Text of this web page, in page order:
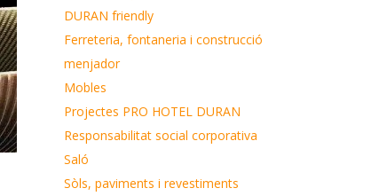
DURAN friendly
Ferreteria, fontaneria i construcció
menjador
Mobles
Projectes PRO HOTEL DURAN
Responsabilitat social corporativa
Saló
Sòls, paviments i revestiments